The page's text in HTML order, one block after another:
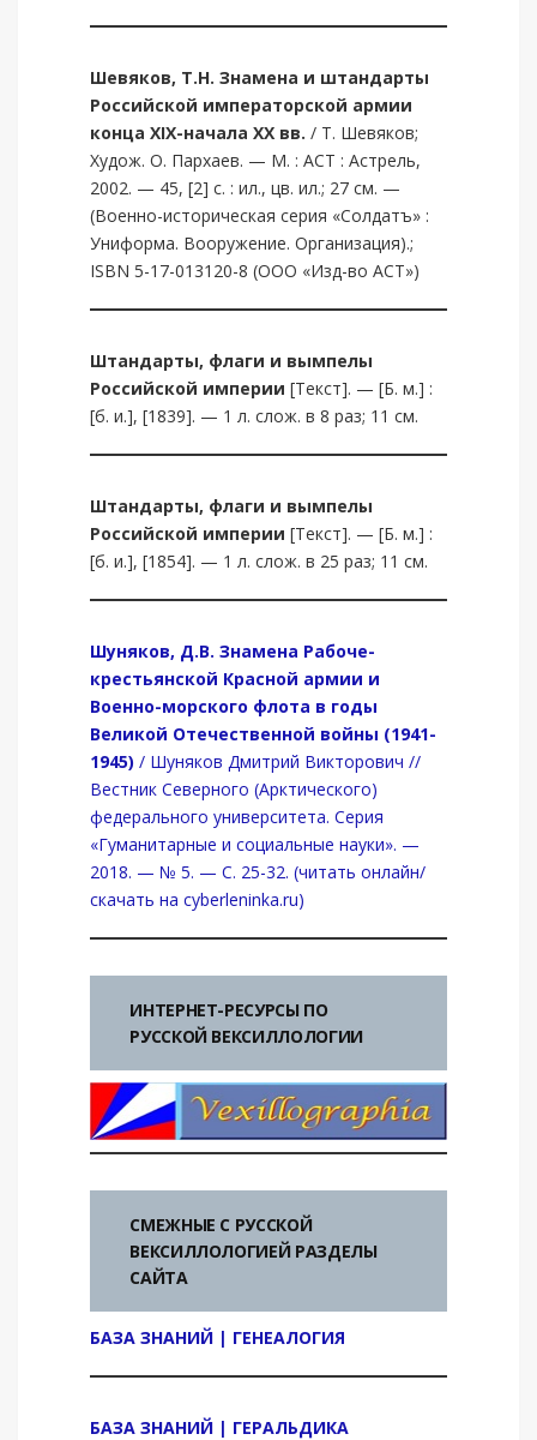
Шевяков, Т.Н. Знамена и штандарты
Российской императорской армии
конца XIX-начала XX вв. / Т. Шевяков;
Худож. О. Пархаев. — М. : АСТ : Астрель,
2002. — 45, [2] c. : ил., цв. ил.; 27 см. —
(Военно-историческая серия «Солдатъ» :
Униформа. Вооружение. Организация).;
ISBN 5-17-013120-8 (ООО «Изд-во АСТ»)
Штандарты, флаги и вымпелы
Российской империи [Текст]. — [Б. м.] :
[б. и.], [1839]. — 1 л. слож. в 8 раз; 11 см.
Штандарты, флаги и вымпелы
Российской империи [Текст]. — [Б. м.] :
[б. и.], [1854]. — 1 л. слож. в 25 раз; 11 см.
Шуняков, Д.В. Знамена Рабоче-
крестьянской Красной армии и
Военно-морского флота в годы
Великой Отечественной войны (1941-
1945) / Шуняков Дмитрий Викторович //
Вестник Северного (Арктического)
федерального университета. Серия
«Гуманитарные и социальные науки». —
2018. — № 5. — С. 25-32. (читать онлайн/
скачать на cyberleninka.ru)
ИНТЕРНЕТ-РЕСУРСЫ ПО
РУССКОЙ ВЕКСИЛЛОЛОГИИ
СМЕЖНЫЕ С РУССКОЙ
ВЕКСИЛЛОЛОГИЕЙ РАЗДЕЛЫ
САЙТА
БАЗА ЗНАНИЙ | ГЕНЕАЛОГИЯ
БАЗА ЗНАНИЙ | ГЕРАЛЬДИКА